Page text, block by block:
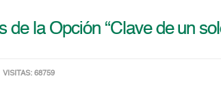
la Opción “Clave de un
VISITAS: 68759